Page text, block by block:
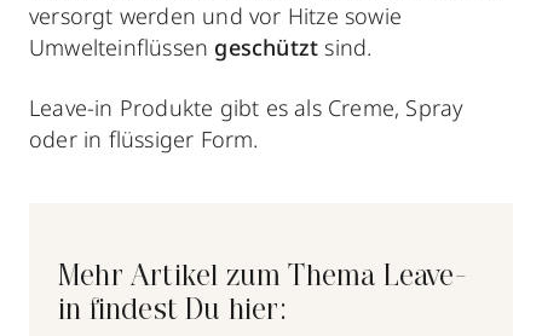
versorgt werden und vor Hitze sowie
Umwelteinflüssen geschützt sind.
Leave-in Produkte gibt es als Creme, Spray
oder in flüssiger Form.
Mehr Artikel zum Thema Leave-
in findest Du hier: